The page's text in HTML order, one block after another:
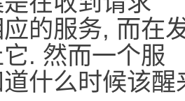
的服务, 而在
. 然而一个服
什么时候该醒